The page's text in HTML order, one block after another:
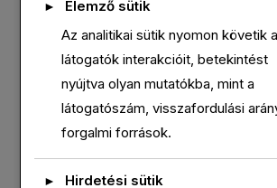
►
Elemző sütik
Az analitikai sütik nyomon követik a
látogatók interakcióit, betekintést
nyújtva olyan mutatókba, mint a
látogatószám, visszafordulási
forgalmi források.
►
Hirdetési sütik